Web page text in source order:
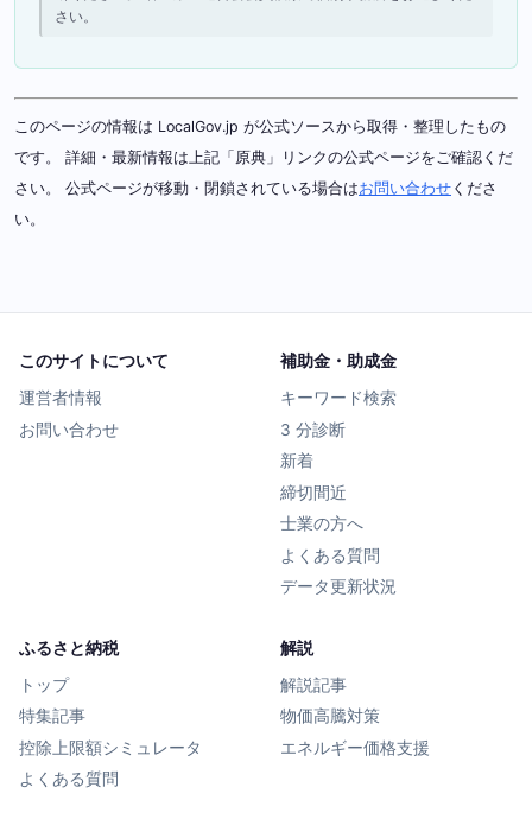
さい。
このページの情報は LocalGov.jp が公式ソースから取得・整理したもの
です。 詳細・最新情報は上記「原典」リンクの公式ページをご確認くだ
さい。 公式ページが移動・閉鎖されている場合はお問い合わせ くださ
い。
このサイトについて
運営者情報
お問い合わせ
補助金・助成金
キーワード検索
3 分診断
新着
締切間近
士業の方へ
よくある質問
データ更新状況
ふるさと納税
トップ
特集記事
控除上限額シミュレータ
よくある質問
解説
解説記事
物価高騰対策
エネルギー価格支援